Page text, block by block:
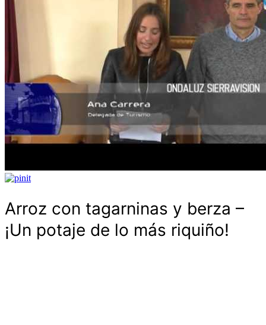
Arroz con tagarninas y berza –
¡Un potaje de lo más riquiño!